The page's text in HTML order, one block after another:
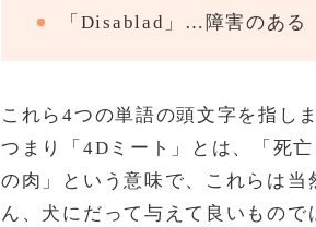
「Disablad」…障害のある
これら4つの単語の頭文字を指しま
つまり「4Dミート」とは、「死
の肉」という意味で、これらは
ん、犬にだって与えて良いもので